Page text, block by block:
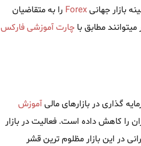
بازار جهانیForex را به متقاضیان
مطابق با چارت آموزشی فارکس
گذاری در بازارهای مالیآموزش
را کاهش داده است. فعالیت در بازار
در این بازار مظلوم ترین قشر